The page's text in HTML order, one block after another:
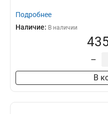
Подробнее
Наличие: В наличии
–
В